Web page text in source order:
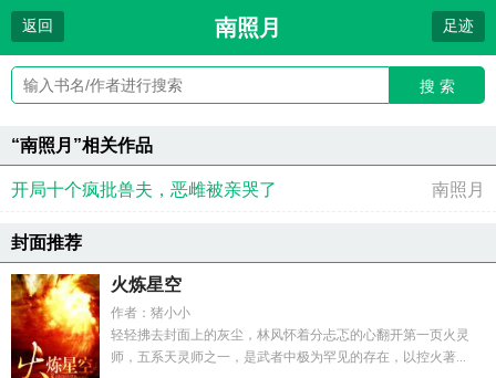
返回 南照月 足迹
搜 索
“南照月”相关作品
开局十个疯批兽夫，恶雌被亲哭了 南照月
封面推荐
火炼星空
作者：猪小小
轻轻拂去封面上的灰尘，林风怀着分忐忑的心翻开第一页火灵
师，五系天灵师之一，是武者中极为罕见的存在，以控火著...